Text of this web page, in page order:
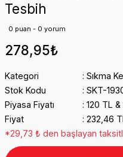
Tesbih
0 puan - 0 yorum
278,95₺
Kategori
Sıkma
Stok Kodu
SKT-
Piyasa Fiyatı
120 TL &
Fiyat
232,46
*29,73 ₺ den başlayan